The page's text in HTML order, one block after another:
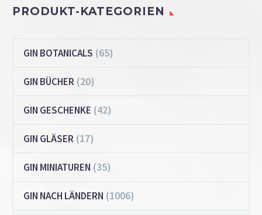
PRODUKT-KATEGORIEN
GIN BOTANICALS (65)
GIN BÜCHER (20)
GIN GESCHENKE (42)
GIN GLÄSER (17)
GIN MINIATUREN (35)
GIN NACH LÄNDERN (1006)